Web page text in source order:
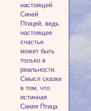
настоящей
Синей
Птицей, ведь
настоящее
счастье
может быть
только в
реальности.
Смысл сказки
в том, что
истинная
Синяя Птица